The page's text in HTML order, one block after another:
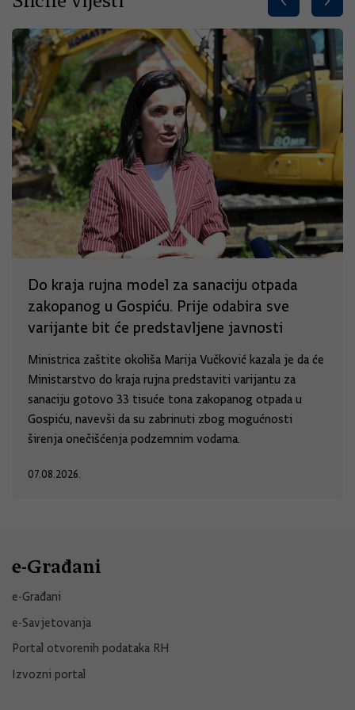
Do kraja rujna model za sanaciju otpada
zakopanog u Gospiću. Prije odabira sve
varijante bit će predstavljene javnosti
Ministrica zaštite okoliša Marija Vučković kazala je da će
Ministarstvo do kraja rujna predstaviti varijantu za
sanaciju gotovo 33 tisuće tona zakopanog otpada u
Gospiću, navevši da su zabrinuti zbog mogućnosti
širenja onečišćenja podzemnim vodama.
07.08.2026.
e-Građani
e-Građani
e-Savjetovanja
Portal otvorenih podataka RH
Izvozni portal